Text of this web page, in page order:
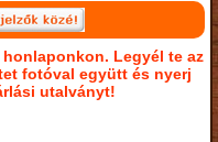
Legyél te az
fotóval együtt és nyerj
utalványt!